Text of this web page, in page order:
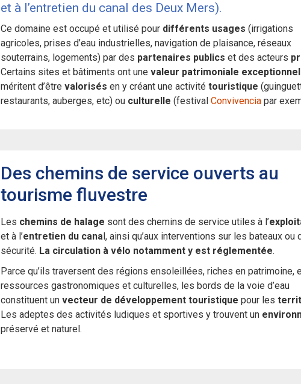
et à l’entretien du canal des Deux Mers).
Ce domaine est occupé et utilisé pour différents usages (irrigations
agricoles, prises d’eau industrielles, navigation de plaisance, réseaux
souterrains, logements) par des partenaires publics et des acteurs
Certains sites et bâtiments ont une valeur patrimoniale
méritent d’être valorisés en y créant une activité touristique
restaurants, auberges, etc) ou culturelle (festival Convivencia par
Des chemins de service ouverts au
tourisme fluvestre
Les chemins de halage sont des chemins de service utiles à l’
et à l’entretien du canal, ainsi qu’aux interventions sur les bateaux ou
sécurité. La circulation à vélo notamment y est réglementée.
Parce qu’ils traversent des régions ensoleillées, riches en patrimoine,
ressources gastronomiques et culturelles, les bords de la voie d’eau
constituent un vecteur de développement touristique pour les
Les adeptes des activités ludiques et sportives y trouvent un
préservé et naturel.